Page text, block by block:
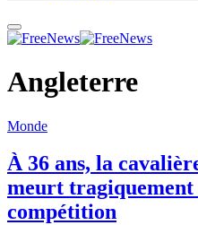
Angleterre
Monde
À 36 ans, la
meurt tragiquement
compétition